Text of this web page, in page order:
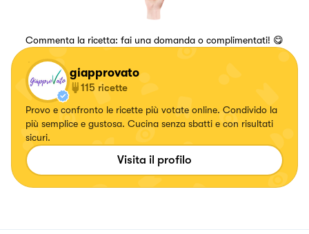
Commenta la ricetta: fai una domanda o complimentati! 😋
giapprovato
115 ricette
Provo e confronto le ricette più votate online. Condivido la
più semplice e gustosa. Cucina senza sbatti e con risultati
sicuri.
Visita il profilo